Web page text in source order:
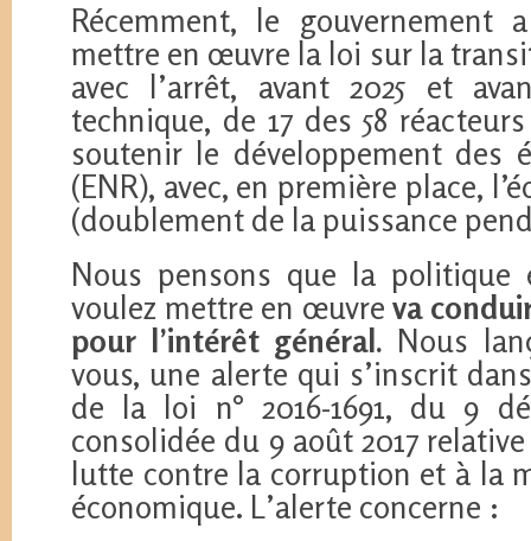
Récemment, le gouvernement
mettre en œuvre la loi sur la
avec l’arrêt, avant 2025 et
technique, de 17 des 58
soutenir le développement des
(ENR), avec, en première place,
(doublement de la puissance
Nous pensons que la politique
voulez mettre en œuvreva
pour l’intérêt général. Nous
vous, une alerte qui s’inscrit
de la loi n° 2016-1691, du 9
consolidée du 9 août 2017
lutte contre la corruption et à la
économique. L’alerte concerne :